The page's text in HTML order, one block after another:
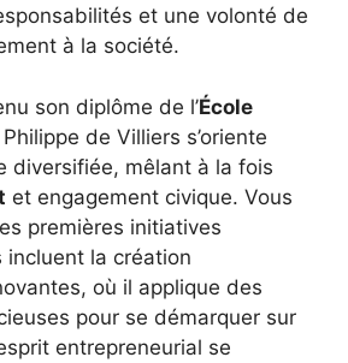
et une volonté de
à la société.
son diplôme de l’École
Philippe de Villiers s’oriente
diversifiée, mêlant à la fois
et engagement civique. Vous
premières initiatives
incluent la création
où il applique des
pour se démarquer sur
entrepreneurial se